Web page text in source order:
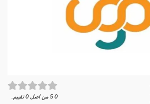
0
5 من اصل 0 تقييم.